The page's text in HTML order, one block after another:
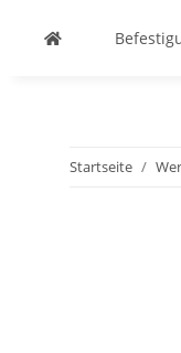
Startseite